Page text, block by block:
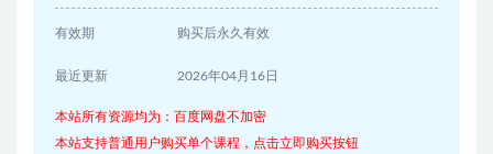
有效期 购买后永久有效
最近更新 2026年04月16日
本站所有资源均为：百度网盘不加密
本站支持普通用户购买单个课程，点击立即购买按钮